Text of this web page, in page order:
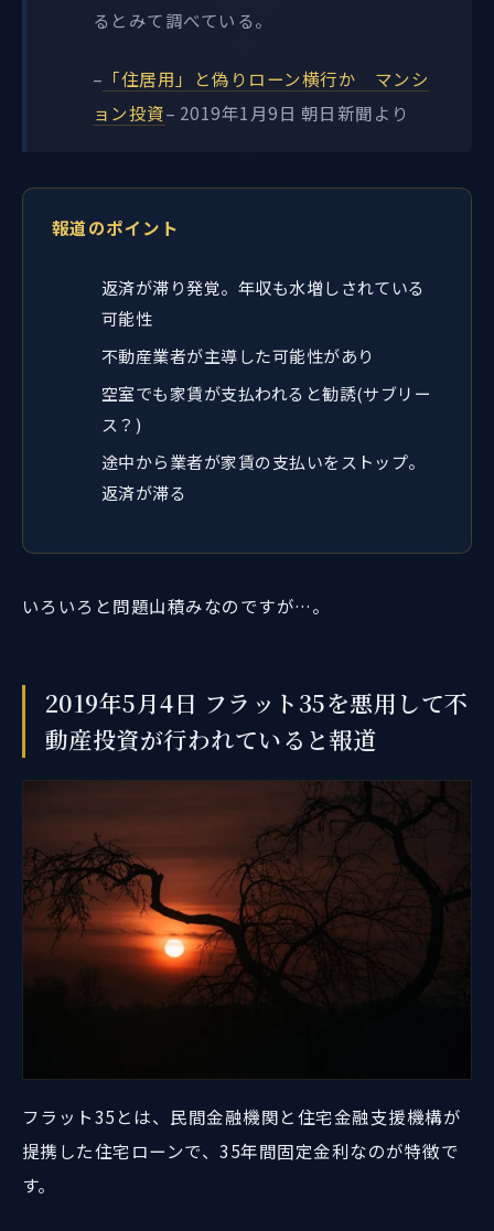
るとみて調べている。
– 「住居用」と偽りローン横行か マンシ
ョン投資– 2019年1月9日 朝日新聞より
報道のポイント
返済が滞り発覚。年収も水増しされている
可能性
不動産業者が主導した可能性があり
空室でも家賃が支払われると勧誘(サブリー
ス？)
途中から業者が家賃の支払いをストップ。
返済が滞る
いろいろと問題山積みなのですが…。
2019年5月4日 フラット35を悪用して不
動産投資が行われていると報道
フラット35とは、民間金融機関と住宅金融支援機構が
提携した住宅ローンで、35年間固定金利なのが特徴で
す。